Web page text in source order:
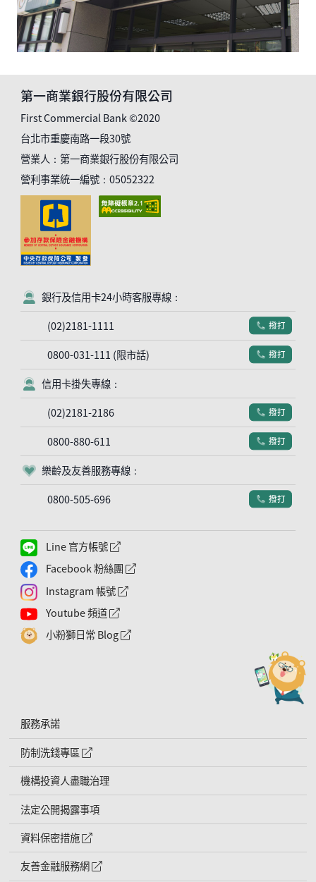
第一商業銀行股份有限公司
First Commercial Bank ©2020
台北市重慶南路一段30號
營業人：第一商業銀行股份有限公司
營利事業統一編號：05052322
客服符號
銀行及信用卡24小時客服專線：
(02)2181-1111
電話符號
撥打
0800-031-111 (限市話) 電話符號
撥打
客服符號
信用卡掛失專線：
(02)2181-2186
電話符號
撥打
0800-880-611 電話符號
撥打
客服符號
樂齡及友善服務專線：
0800-505-696
電話符號
撥打
Line 官方帳號 外網連結符號
Facebook 粉絲團 外網連結符號
Instagram 帳號 外網連結符號
Youtube 頻道 外網連結符號
小粉獅日常 Blog 外網連結符號
服務承諾
防制洗錢專區
外網連結符號
機構投資人盡職治理
法定公開揭露事項
資料保密措施
外網連結符號
友善金融服務網 外網連結符號